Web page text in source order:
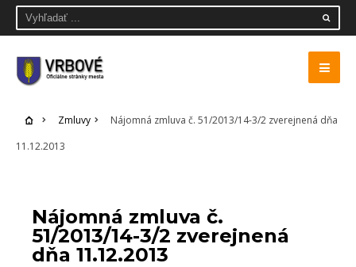
Zmluvy
Nájomná zmluva č. 51/2013/14-3/2 zverejnená dňa
11.12.2013
Nájomná zmluva č.
51/2013/14-3/2 zverejnená
dňa 11.12.2013